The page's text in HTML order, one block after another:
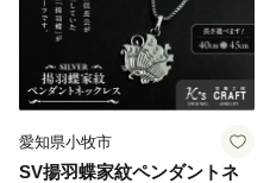
愛知県小牧市
SV揚羽蝶家紋ペンダントネ